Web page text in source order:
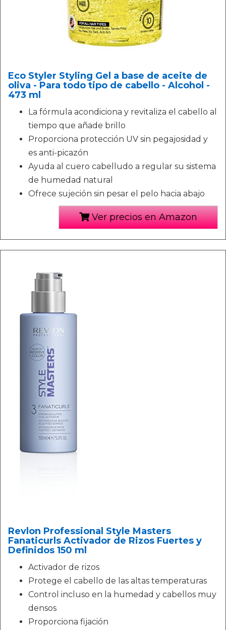
Eco Styler Styling Gel a base de aceite de
oliva - Para todo tipo de cabello - Alcohol -
473 ml
La fórmula acondiciona y revitaliza el cabello al
tiempo que añade brillo
Proporciona protección UV sin pegajosidad y
es anti-picazón
Ayuda al cuero cabelludo a regular su sistema
de humedad natural
Ofrece sujeción sin pesar el pelo hacia abajo
Ver precios en Amazon
Revlon Professional Style Masters
Fanaticurls Activador de Rizos Fuertes y
Definidos 150 ml
Activador de rizos
Protege el cabello de las altas temperaturas
Control incluso en la humedad y cabellos muy
densos
Proporciona fijación